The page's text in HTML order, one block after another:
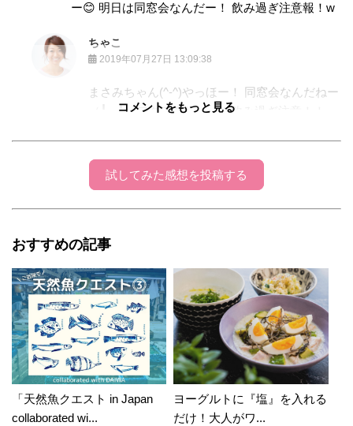
ー😊 明日は同窓会なんだー！ 飲み過ぎ注意報！w
ちゃこ
2019年07月27日 13:09:38
まさみちゃん(^-^)やっほー！ 同窓会なんだねー
（╹◡╹）ワクワクだねっ！飲み過ぎ注意！！
K-mama
2018年11月19日 20:54
ッコ悪いけど前で縛っちゃったりして乗ってまし
た(^^; 今度、試してみます♪
ちゃこ
2018年11月20日 15:31:41
k-mamaさんこんにちは！コメントありがとう
ございます^ - ^ チェーンむき出しは、さらにあ
るあるレベル上がりますよね? ぜひ試してみて
ください！タイトスカートみたくして座ってみ
コメントをもっと見る
試してみた感想を投稿する
おすすめの記事
「天然魚クエスト in Japan
collaborated wi...
ヨーグルトに『塩』を入れる
だけ！大人がワ...